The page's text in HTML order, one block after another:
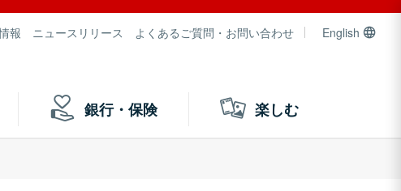
報 ニュースリリース よくあるご質問・お問い合わせ English
銀行・保険 楽しむ